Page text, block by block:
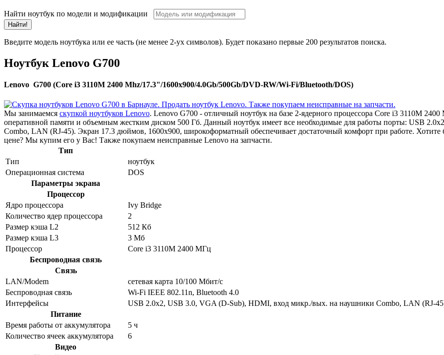
Найти ноутбук по модели и модификации
Найти!
Введите модель ноутбука или ее часть (не менее 2-ух символов). Будет показано первые 200 результатов поиска.
Ноутбук Lenovo G700
Lenovo G700 (Core i3 3110M 2400 Mhz/17.3"/1600x900/4.0Gb/500Gb/DVD-RW/Wi-Fi/Bluetooth/DOS)
Мы занимаемся скупкой ноутбуков Lenovo. Lenovo G700 - отличный ноутбук на базе 2-ядерного процессора Core i3 3110M
оперативной памяти и объемным жестким диском 500 Гб. Данный ноутбук имеет все необходимые для работы порты: USB
Combo, LAN (RJ-45). Экран 17.3 дюймов, 1600x900, широкоформатный обеспечивает достаточный комфорт при работе. Хотите
цене? Мы купим его у Вас! Также покупаем неисправные Lenovo на запчасти.
Тип
Тип
ноутбук
Операционная система
DOS
Параметры экрана
Процессор
Ядро процессора
Ivy Bridge
Количество ядер процессора
2
Размер кэша L2
512 Кб
Размер кэша L3
3 Мб
Процессор
Core i3 3110M 2400 МГц
Беспроводная связь
Связь
LAN/Modem
сетевая карта 10/100 Мбит/c
Беспроводная связь
Wi-Fi IEEE 802.11n, Bluetooth 4.0
Интерфейсы
USB 2.0x2, USB 3.0, VGA (D-Sub), HDMI, вход микр./вых. на наушники Combo, LAN (RJ-
Питание
Время работы от аккумулятора
5 ч
Количество ячеек аккумулятора
6
Видео